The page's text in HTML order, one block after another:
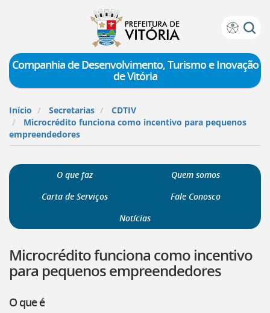
Prefeitura
Vitória
teclado:
a
página
de
instruções
acessibilidade
página
do
Portal
[]
para
Companhia de Desenvolvimento, Turismo e Inovação
de Vitória
Início Secretarias
CDTIV
Microcrédito funciona como incentivo para pequenos
empreendedores
O que faz
Quem somos
Carta de Serviços
Fale Conosco
Notícias
Microcrédito funciona como incentivo
para pequenos empreendedores
O que é